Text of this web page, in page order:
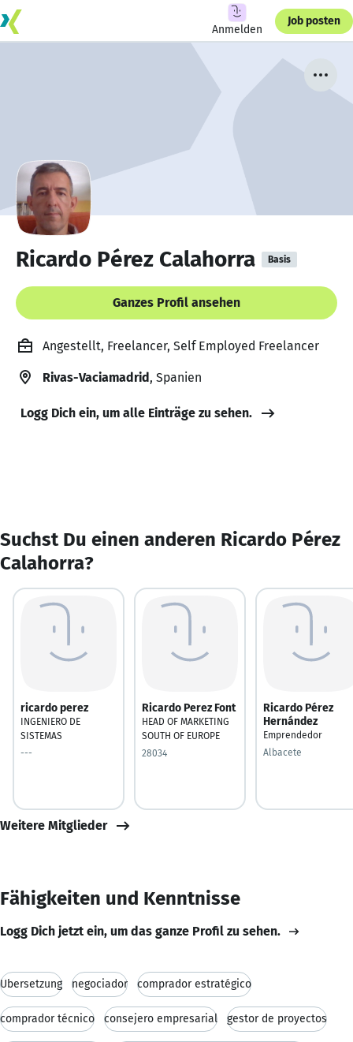
Anmelden
Job posten
Ricardo Pérez Calahorra Basis
Ganzes Profil ansehen
Angestellt, Freelancer, Self Employed Freelancer
Rivas-Vaciamadrid, Spanien
Logg Dich ein, um alle Einträge zu sehen.
Suchst Du einen anderen Ricardo Pérez
Calahorra?
ricardo perez
INGENIERO DE
SISTEMAS
---
Ricardo Perez Font
HEAD OF MARKETING
SOUTH OF EUROPE
28034
Ricardo Pérez
Hernández
Emprendedor
Albacete
Weitere Mitglieder
Fähigkeiten und Kenntnisse
Logg Dich jetzt ein, um das ganze Profil zu sehen.
Übersetzung negociador comprador estratégico
comprador técnico consejero empresarial gestor de proyectos